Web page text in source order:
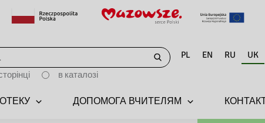
в каталозі
PL EN RU UK
ДОПОМОГА ВЧИТЕЛЯМ